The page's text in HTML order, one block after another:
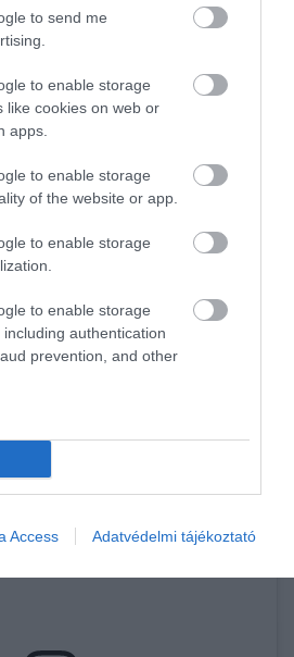
to send me
to enable storage
like cookies on web or
apps.
to enable storage
of the website or app.
to enable storage
to enable storage
authentication
prevention, and other
Access Adatvédelmi tájékoztató
el a nemzet
Nemzeti Múzeumba
költő előtt tisztelgő
vegyük célba, de a
is gazdag kiállítási
nincs tengerpartja, a
a
mellett egy beltéri strand